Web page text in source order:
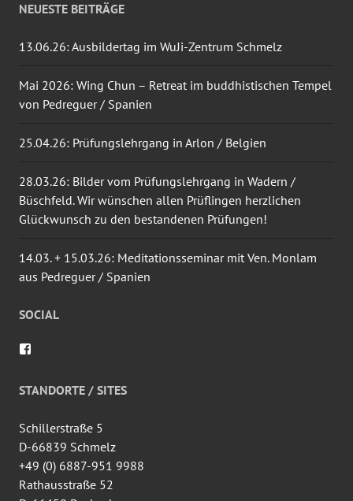
NEUESTE BEITRÄGE
13.06.26: Ausbildertag im WuJi-Zentrum Schmelz
Mai 2026: Wing Chun – Retreat im buddhistischen Tempel
von Pedreguer / Spanien
25.04.26: Prüfungslehrgang in Arlon / Belgien
28.03.26: Bilder vom Prüfungslehrgang in Wadern /
Büschfeld. Wir wünschen allen Prüflingen herzlichen
Glückwunsch zu den bestandenen Prüfungen!
14.03. + 15.03.26: Meditationsseminar mit Ven. Monlam
aus Pedreguer / Spanien
SOCIAL
auf
Facebook
STANDORTE / SITES
Schillerstraße 5
D-66839 Schmelz
+49 (0) 6887-951 9988
Rathausstraße 52